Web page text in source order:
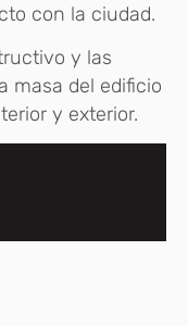
con la ciudad.
y las
masa del edificio
y exterior.